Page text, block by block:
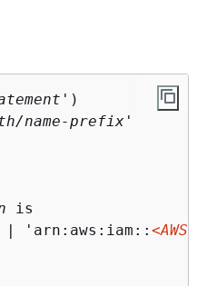
')
name-prefix
is
'arn:aws:iam:: <AWS